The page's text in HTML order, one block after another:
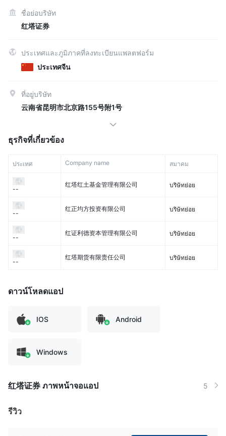
ชื่อย่อบริษัท
红塔证券
ประเทศและภูมิภาคที่ลงทะเบียนแพลตฟอร์ม
ประเทศจีน
ที่อยู่บริษัท
云南省昆明市北京路155号附1号
ธุรกิจที่เกี่ยวข้อง
ประเทศ Company name สมาคม
--
红塔红土基金管理有限公司 บริษัทย่อย
--
红正均方投资有限公司 บริษัทย่อย
--
红证利德资本管理有限公司 บริษัทย่อย
--
红塔期货有限责任公司 บริษัทย่อย
ดาวน์โหลดแอป
IOS Android
Windows
红塔证券 ภาพหน้าจอแอป 5
รีวิว